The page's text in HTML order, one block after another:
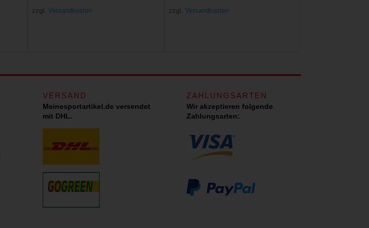
zzgl. Versandkosten zzgl. Versandkosten
VERSAND
Meinesportartikel.de versendet
mit DHL.
ZAHLUNGSARTEN
Wir akzeptieren folgende
Zahlungsarten: